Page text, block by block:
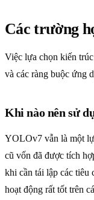
Các trường
Việc lựa chọn kiến
và các ràng buộc ứng
Khi nào nên sử
YOLOv7 vẫn là một
cũ vốn đã được tích
khi cần tái lập các tiêu
hoạt động rất tốt trên